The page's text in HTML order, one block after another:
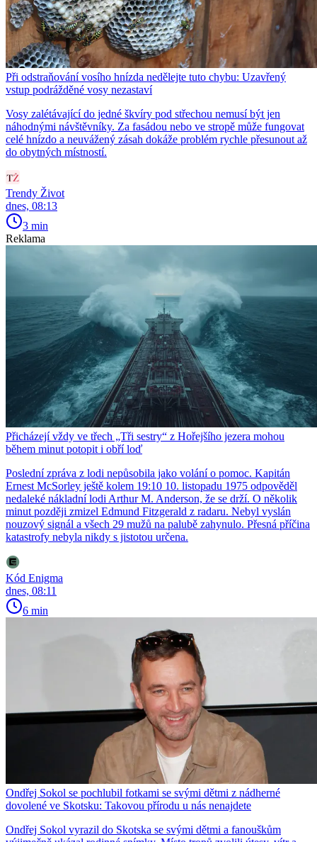
Při odstraňování vosího hnízda nedělejte tuto chybu: Uzavřený
vstup podrážděné vosy nezastaví
Vosy zalétávající do jedné škvíry pod střechou nemusí být jen
náhodnými návštěvníky. Za fasádou nebo ve stropě může fungovat
celé hnízdo a neuvážený zásah dokáže problém rychle přesunout až
do obytných místností.
Trendy Život
dnes, 08:13
3 min
Reklama
Přicházejí vždy ve třech „Tři sestry“ z Hořejšího jezera mohou
během minut potopit i obří loď
Poslední zpráva z lodi nepůsobila jako volání o pomoc. Kapitán
Ernest McSorley ještě kolem 19:10 10. listopadu 1975 odpověděl
nedaleké nákladní lodi Arthur M. Anderson, že se drží. O několik
minut později zmizel Edmund Fitzgerald z radaru. Nebyl vyslán
nouzový signál a všech 29 mužů na palubě zahynulo. Přesná příčina
katastrofy nebyla nikdy s jistotou určena.
Kód Enigma
dnes, 08:11
6 min
Ondřej Sokol se pochlubil fotkami se svými dětmi z nádherné
dovolené ve Skotsku: Takovou přírodu u nás nenajdete
Ondřej Sokol vyrazil do Skotska se svými dětmi a fanouškům